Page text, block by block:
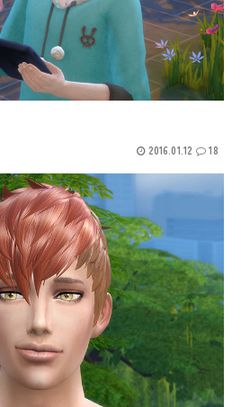
2016.01.12 18